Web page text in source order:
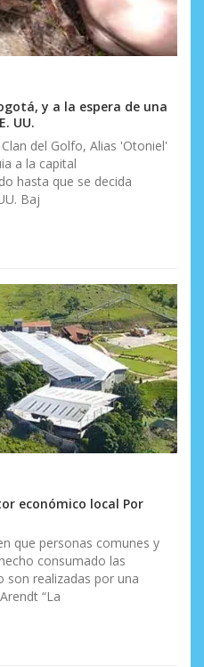
y a la espera de una
UU.
del Golfo, Alias 'Otoniel'
a la capital
hasta que se decida
Baj
económico local Por
que personas comunes y
consumado las
son realizadas por una
“La